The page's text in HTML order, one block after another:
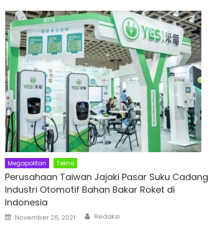
Megapolitan Tekno
Perusahaan Taiwan Jajaki Pasar Suku Cadang
Industri Otomotif Bahan Bakar Roket di
Indonesia
Posted
on
November 26, 2021 Author
Redaksi